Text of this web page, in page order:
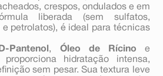
crespos, ondulados e em
liberada (sem sulfatos,
petrolatos), é ideal para técnicas
D-Pantenol , Óleo de Rícino e
proporciona hidratação intensa,
sem pesar. Sua textura leve